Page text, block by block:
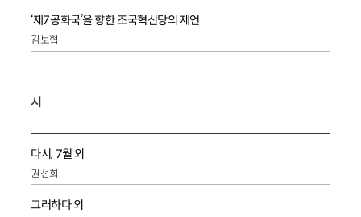
‘제7공화국’을 향한 조국혁신당의 제언
김보협
시
다시, 7월 외
권선희
그러하다 외